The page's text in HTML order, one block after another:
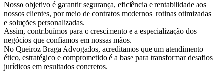
Nosso objetivo é garantir segurança, eficiência e rentabilidade aos
nossos clientes, por meio de contratos modernos, rotinas otimizadas
e soluções personalizadas.
Assim, contribuímos para o crescimento e a especialização dos
negócios que confiamos em nossas mãos.
No Queiroz Braga Advogados, acreditamos que um atendimento
ético, estratégico e comprometido é a base para transformar desafios
jurídicos em resultados concretos.